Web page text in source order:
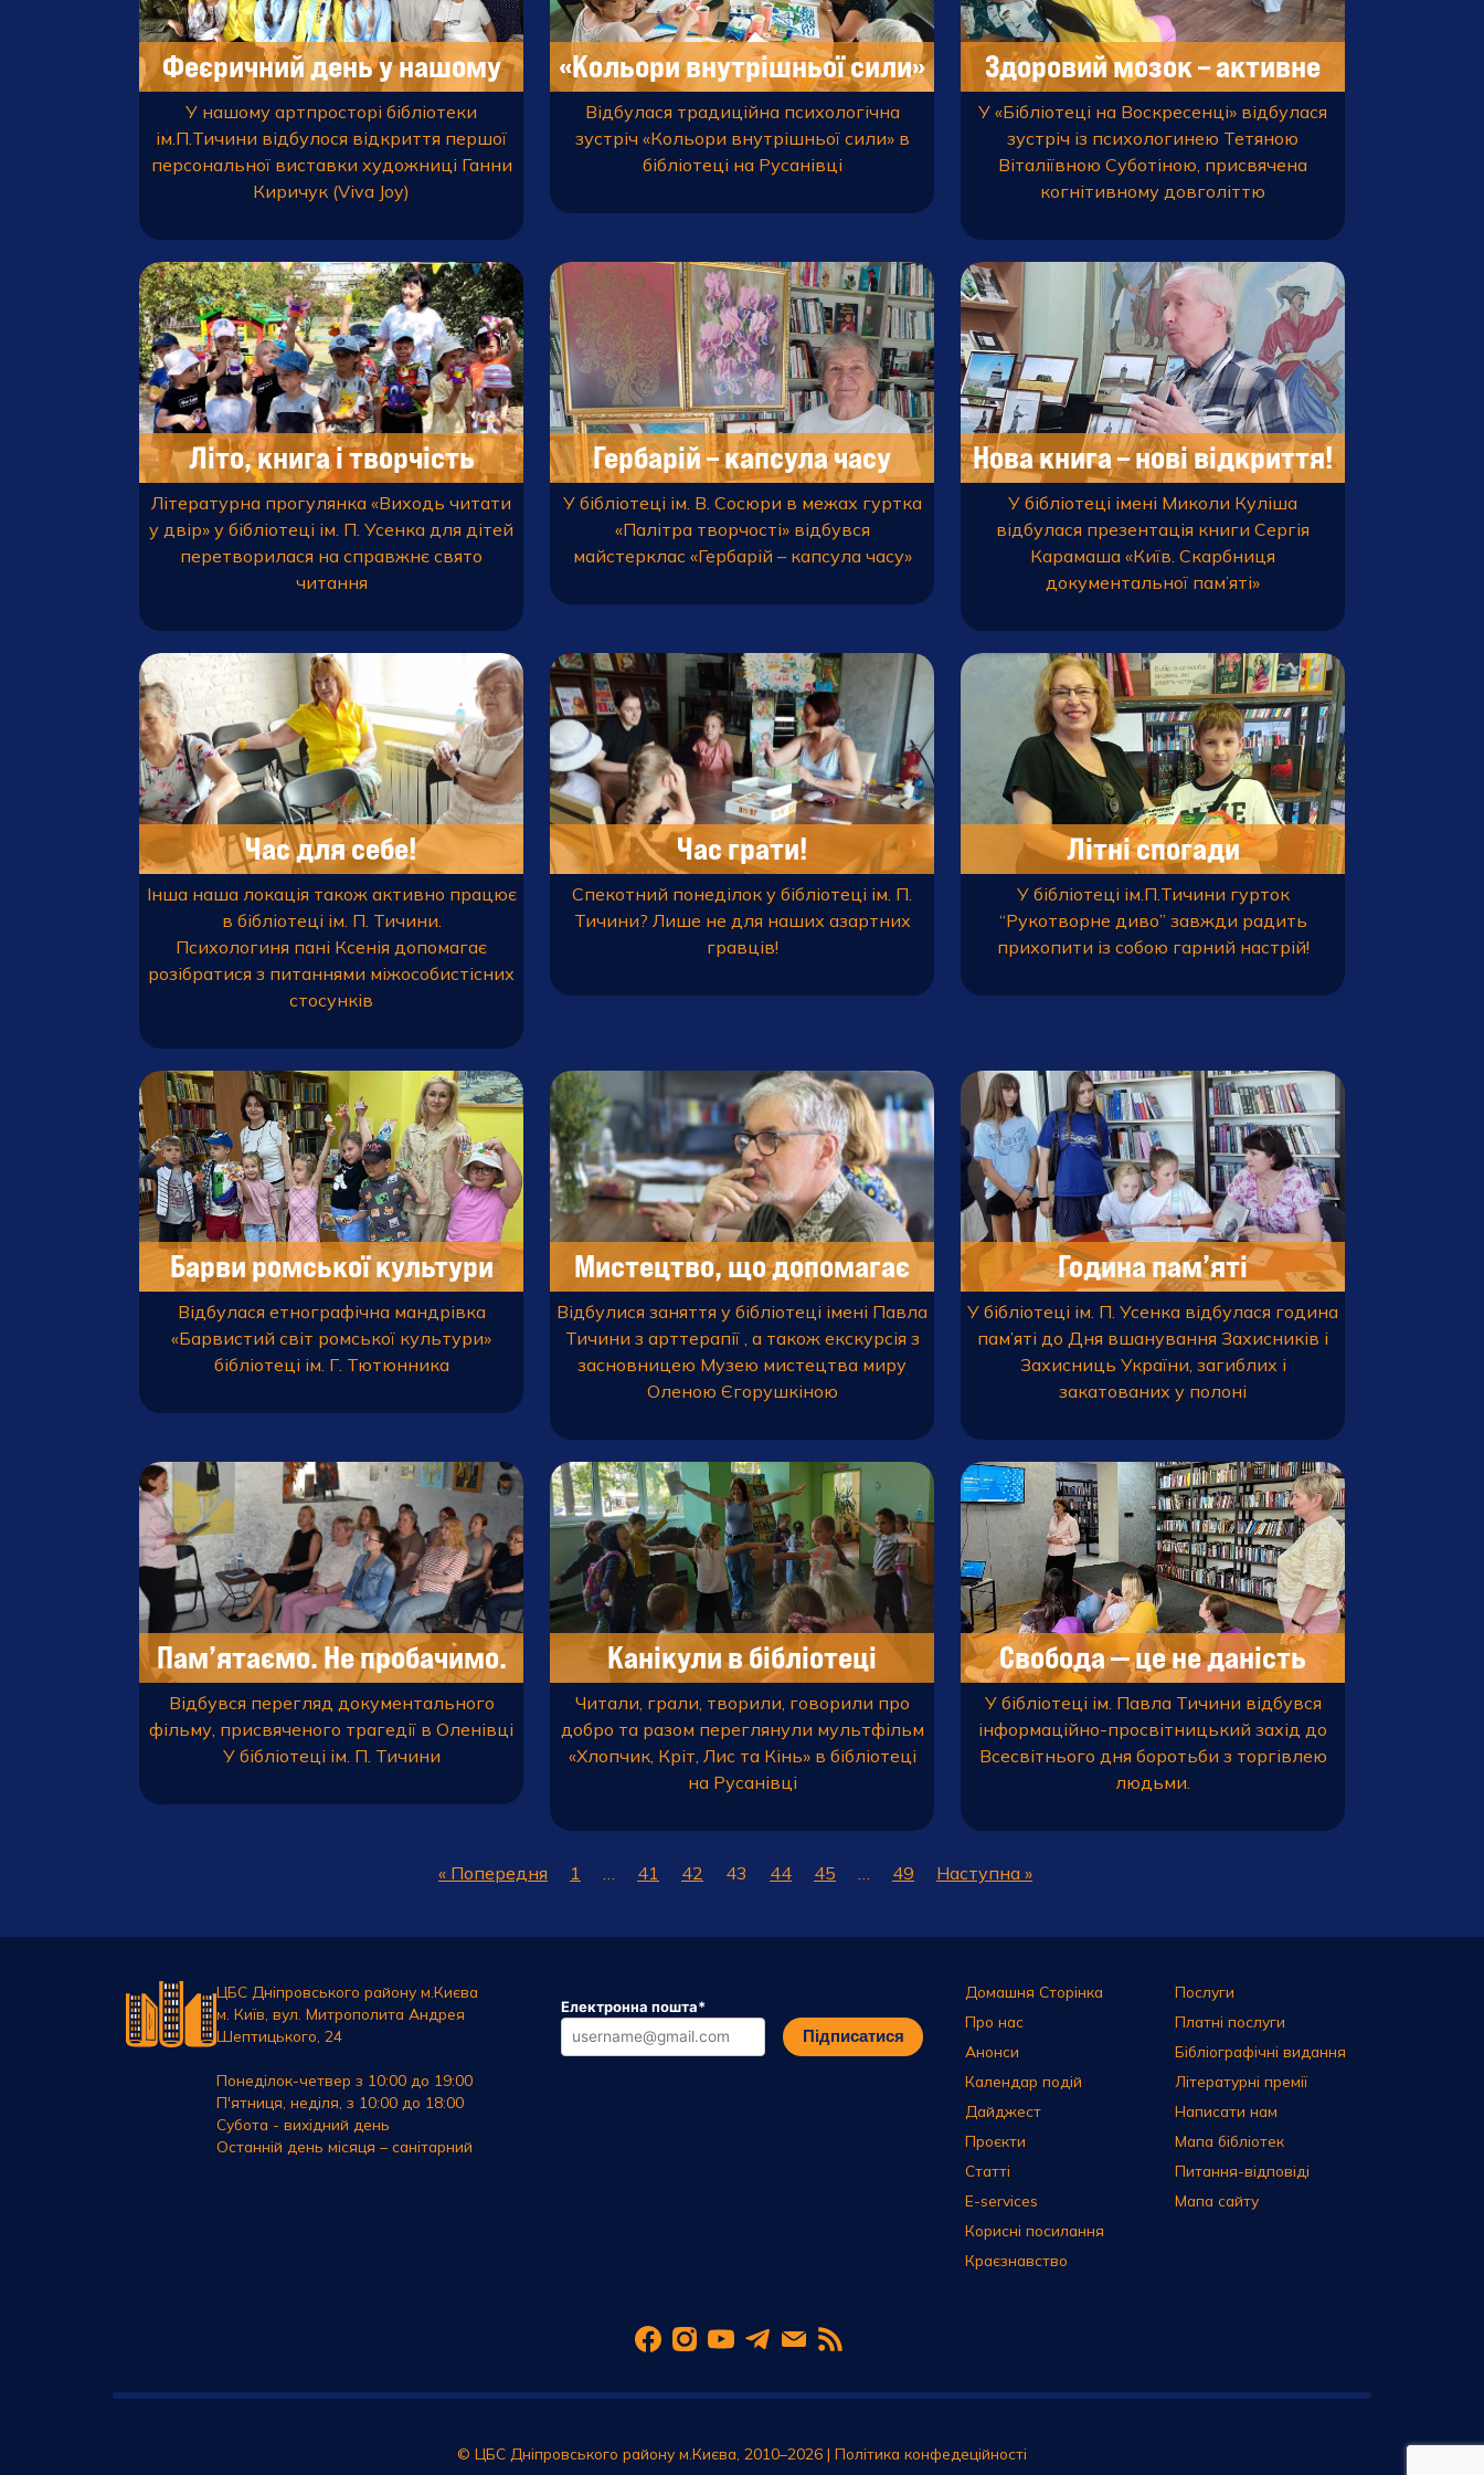
Феєричний день у нашому
артпросторі!
У нашому артпросторі бібліотеки
ім.П.Тичини відбулося відкриття першої
персональної виставки художниці Ганни
Киричук (Viva Joy)
«Кольори внутрішньої сили»
Відбулася традиційна психологічна
зустріч «Кольори внутрішньої сили» в
бібліотеці на Русанівці
Здоровий мозок – активне
довголіття
У «Бібліотеці на Воскресенці» відбулася
зустріч із психологинею Тетяною
Віталіївною Суботіною, присвячена
когнітивному довголіттю
Літо, книга і творчість
Літературна прогулянка «Виходь читати
у двір» у бібліотеці ім. П. Усенка для дітей
перетворилася на справжнє свято
читання
Гербарій – капсула часу
У бібліотеці ім. В. Сосюри в межах гуртка
«Палітра творчості» відбувся
майстерклас «Гербарій – капсула часу»
Нова книга – нові відкриття!
У бібліотеці імені Миколи Куліша
відбулася презентація книги Сергія
Карамаша «Київ. Скарбниця
документальної пам’яті»
Час для себе!
Інша наша локація також активно працює
в бібліотеці ім. П. Тичини.
Психологиня пані Ксенія допомагає
розібратися з питаннями міжособистісних
стосунків
Час грати!
Спекотний понеділок у бібліотеці ім. П.
Тичини? Лише не для наших азартних
гравців!
Літні спогади
У бібліотеці ім.П.Тичини гурток
“Рукотворне диво” завжди радить
прихопити із собою гарний настрій!
Барви ромської культури
Відбулася етнографічна мандрівка
«Барвистий світ ромської культури»
бібліотеці ім. Г. Тютюнника
Мистецтво, що допомагає
відчути мир
Відбулися заняття у бібліотеці імені Павла
Тичини з арттерапії , а також екскурсія з
засновницею Музею мистецтва миру
Оленою Єгорушкіною
Година пам’яті
У бібліотеці ім. П. Усенка відбулася година
пам’яті до Дня вшанування Захисників і
Захисниць України, загиблих і
закатованих у полоні
Пам’ятаємо. Не пробачимо.
Відбувся перегляд документального
фільму, присвяченого трагедії в Оленівці
У бібліотеці ім. П. Тичини
Канікули в бібліотеці
Читали, грали, творили, говорили про
добро та разом переглянули мультфільм
«Хлопчик, Кріт, Лис та Кінь» в бібліотеці
на Русанівці
Свобода — це не даність
У бібліотеці ім. Павла Тичини відбувся
інформаційно-просвітницький захід до
Всесвітнього дня боротьби з торгівлею
людьми.
« Попередня 1 … 41 42 43 44 45 … 49 Наступна »
ЦБС Дніпровського району м.Києва
м. Київ, вул. Митрополита Андрея
Шептицького, 24
Понеділок-четвер з 10:00 до 19:00
П'ятниця, неділя, з 10:00 до 18:00
Субота - вихідний день
Останній день місяця – санітарний
Електронна пошта*
Підписатися
Домашня Сторінка
Про нас
Анонси
Календар подій
Дайджест
Проєкти
Статті
E-services
Корисні посилання
Краєзнавство
Послуги
Платні послуги
Бібліографічні видання
Літературні премії
Написати нам
Мапа бібліотек
Питання-відповіді
Мапа сайту
© ЦБС Дніпровського району м.Києва, 2010–2026 | Політика конфедеційності